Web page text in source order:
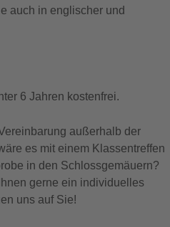
auch in englischer und
6 Jahren kostenfrei.
außerhalb der
es mit einem Klassentreffen
in den Schlossgemäuern?
gerne ein individuelles
uns auf Sie!